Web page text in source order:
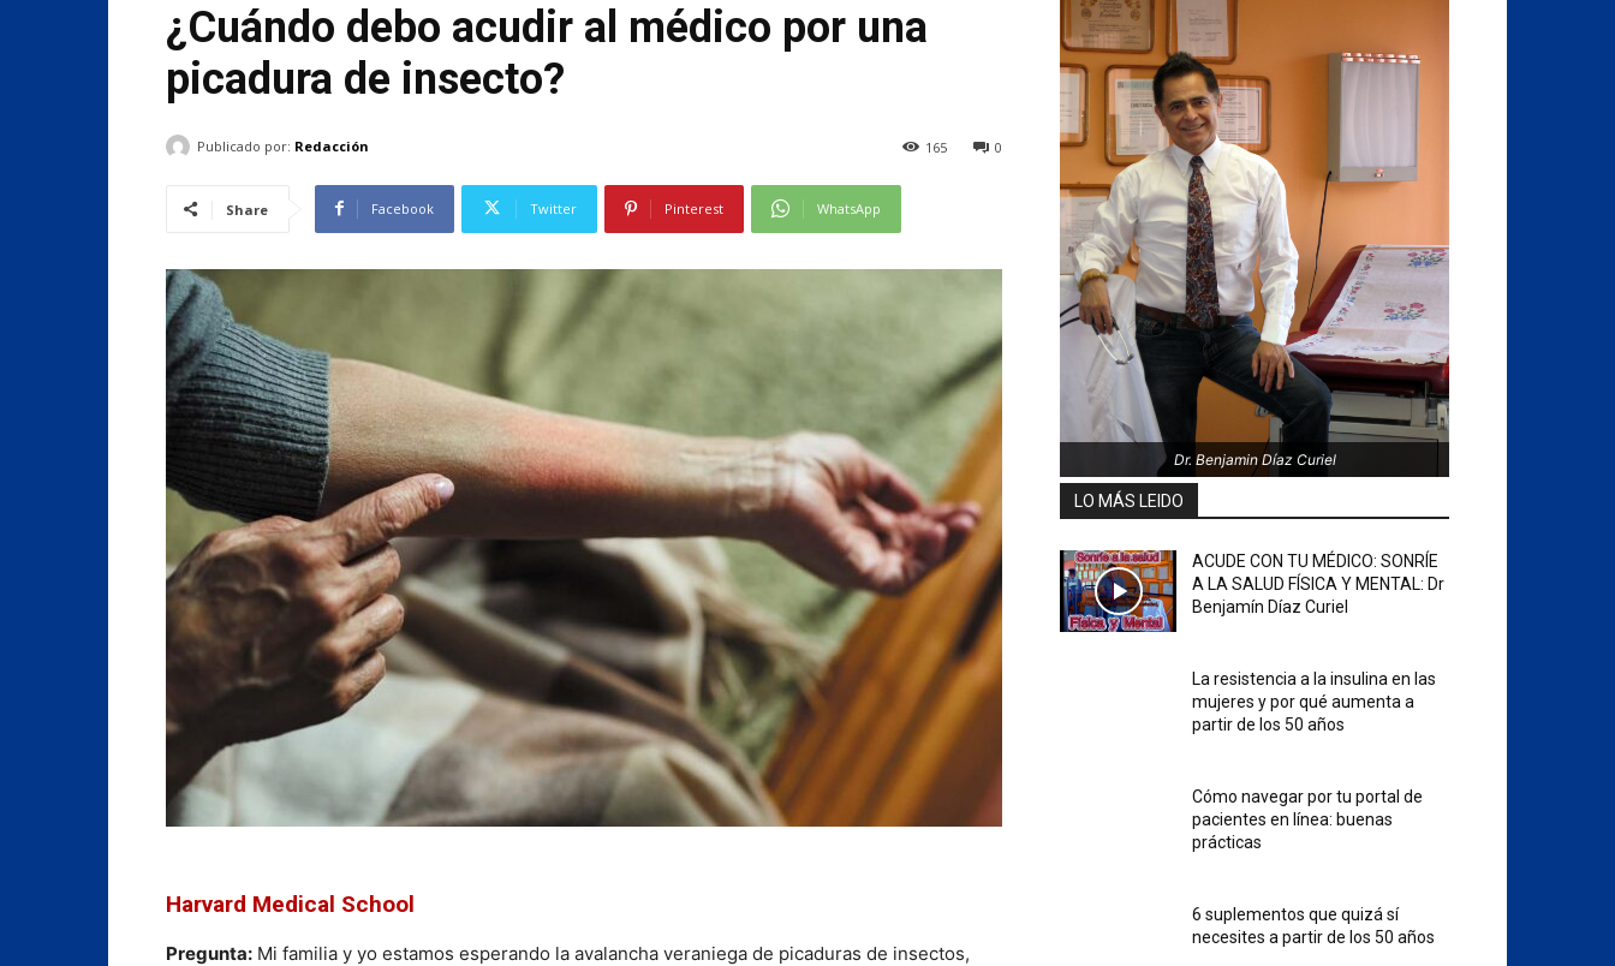
¿Cuándo debo acudir al médico por una
picadura de insecto?
Publicado por: Redacción 0
165
Share Facebook Twitter Pinterest WhatsApp
Harvard Medical School
Pregunta: Mi familia y yo estamos esperando la avalancha veraniega de picaduras de insectos,
Dr. Benjamin Díaz Curiel
LO MÁS LEIDO
ACUDE CON TU MÉDICO: SONRÍE
A LA SALUD FÍSICA Y MENTAL: Dr
Benjamín Díaz Curiel
La resistencia a la insulina en las
mujeres y por qué aumenta a
partir de los 50 años
Cómo navegar por tu portal de
pacientes en línea: buenas
prácticas
6 suplementos que quizá sí
necesites a partir de los 50 años